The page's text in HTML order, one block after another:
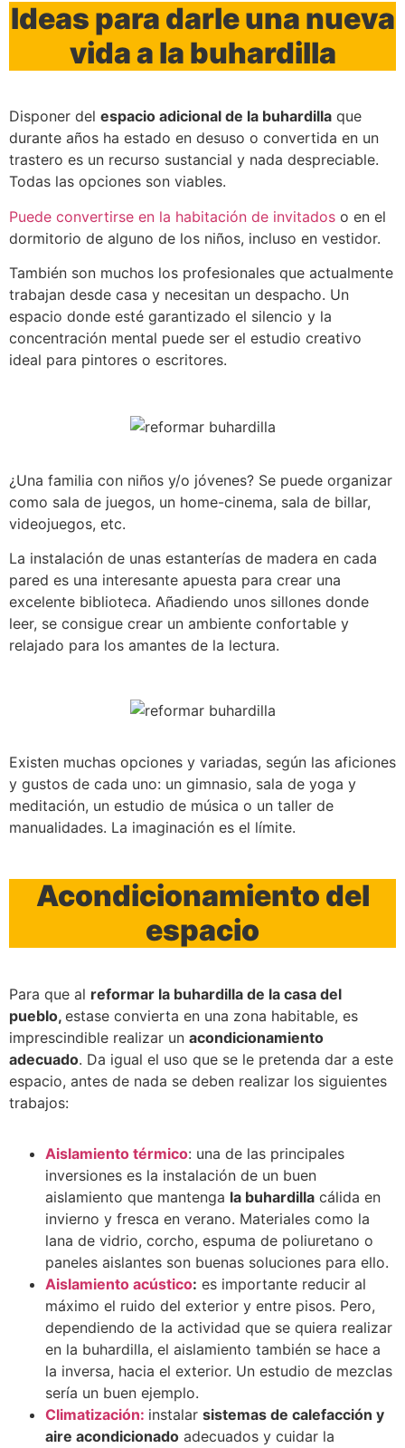
Ideas para darle una nueva
vida a la buhardilla
Disponer del espacio adicional de la buhardilla que
durante años ha estado en desuso o convertida en un
trastero es un recurso sustancial y nada despreciable.
Todas las opciones son viables.
Puede convertirse en la habitación de invitados o en el
dormitorio de alguno de los niños, incluso en vestidor.
También son muchos los profesionales que actualmente
trabajan desde casa y necesitan un despacho. Un
espacio donde esté garantizado el silencio y la
concentración mental puede ser el estudio creativo
ideal para pintores o escritores.
¿Una familia con niños y/o jóvenes? Se puede organizar
como sala de juegos, un home-cinema, sala de billar,
videojuegos, etc.
La instalación de unas estanterías de madera en cada
pared es una interesante apuesta para crear una
excelente biblioteca. Añadiendo unos sillones donde
leer, se consigue crear un ambiente confortable y
relajado para los amantes de la lectura.
Existen muchas opciones y variadas, según las aficiones
y gustos de cada uno: un gimnasio, sala de yoga y
meditación, un estudio de música o un taller de
manualidades. La imaginación es el límite.
Acondicionamiento del
espacio
Para que al reformar la buhardilla de la casa del
pueblo, estase convierta en una zona habitable, es
imprescindible realizar un acondicionamiento
adecuado. Da igual el uso que se le pretenda dar a este
espacio, antes de nada se deben realizar los siguientes
trabajos:
Aislamiento térmico: una de las principales
inversiones es la instalación de un buen
aislamiento que mantenga la buhardilla cálida en
invierno y fresca en verano. Materiales como la
lana de vidrio, corcho, espuma de poliuretano o
paneles aislantes son buenas soluciones para ello.
Aislamiento acústico: es importante reducir al
máximo el ruido del exterior y entre pisos. Pero,
dependiendo de la actividad que se quiera realizar
en la buhardilla, el aislamiento también se hace a
la inversa, hacia el exterior. Un estudio de mezclas
sería un buen ejemplo.
Climatización: instalar sistemas de calefacción y
aire acondicionado adecuados y cuidar la